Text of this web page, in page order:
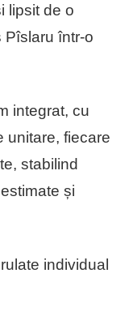
lipsit de o
Pîslaru într-o
integrat, cu
unitare, fiecare
stabilind
și
individual